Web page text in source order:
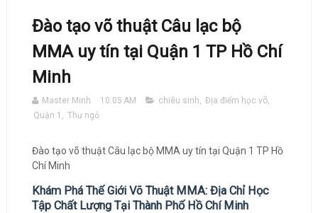
Đào tạo võ thuật Câu lạc bộ
MMA uy tín tại Quận 1 TP Hồ Chí
Minh
Master Minh 10:05 AM chiêu sinh, Địa điểm học võ,
Quận 1 , Thư ngỏ
Đào tạo võ thuật Câu lạc bộ MMA uy tín tại Quận 1 TP Hồ
Chí Minh
Khám Phá Thế Giới Võ Thuật MMA: Địa Chỉ Học
Tập Chất Lượng Tại Thành Phố Hồ Chí Minh